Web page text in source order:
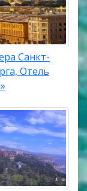
Санкт-
Отель